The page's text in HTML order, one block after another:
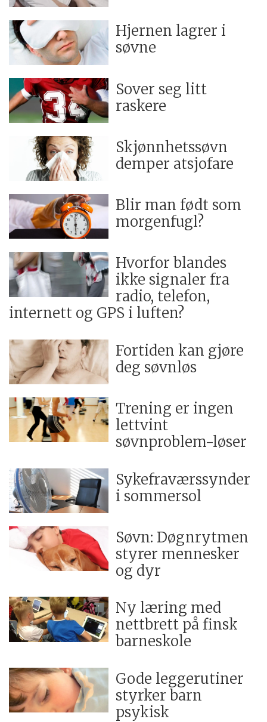
Hjernen lagrer i
søvne
Sover seg litt
raskere
Skjønnhetssøvn
demper atsjofare
Blir man født som
morgenfugl?
Hvorfor blandes
ikke signaler fra
radio, telefon,
internett og GPS i luften?
Fortiden kan gjøre
deg søvnløs
Trening er ingen
lettvint
søvnproblem-løser
Sykefraværssynder
i sommersol
Søvn: Døgnrytmen
styrer mennesker
og dyr
Ny læring med
nettbrett på finsk
barneskole
Gode leggerutiner
styrker barn
psykisk